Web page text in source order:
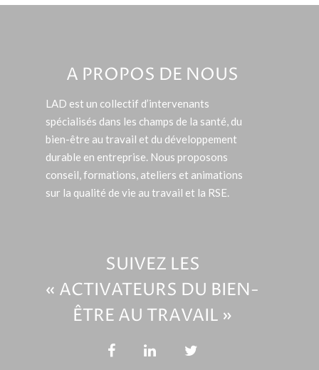
A PROPOS DE NOUS
LAD est un collectif d’intervenants
spécialisés dans les champs de la santé, du
bien-être au travail et du développement
durable en entreprise. Nous proposons
conseil, formations, ateliers et animations
sur la qualité de vie au travail et la RSE.
SUIVEZ LES
« ACTIVATEURS DU BIEN-
ÊTRE AU TRAVAIL »